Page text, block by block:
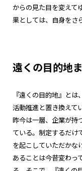
からの見た目を変えて
果としては、自身をさ
遠くの目的地
『遠くの目的地』と
活動推進と置き換えて
昨今は一層、企業が持
ている。制定するだけ
を起こしていただかな
あることは今昔変わっ